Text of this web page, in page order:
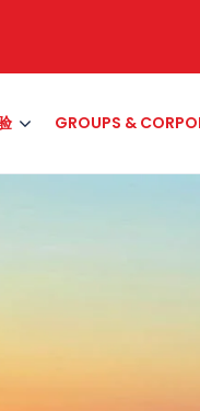
GROUPS &